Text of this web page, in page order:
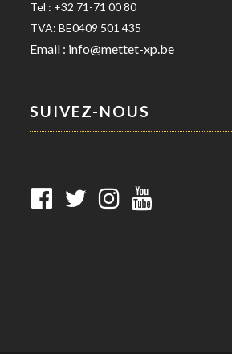
Tel : +32 71-71 00 80
TVA: BE0409 501 435
Email : info@mettet-xp.be
SUIVEZ-NOUS